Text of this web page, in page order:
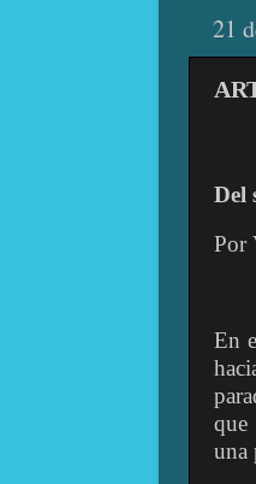
21
Del
Por
En
que
una